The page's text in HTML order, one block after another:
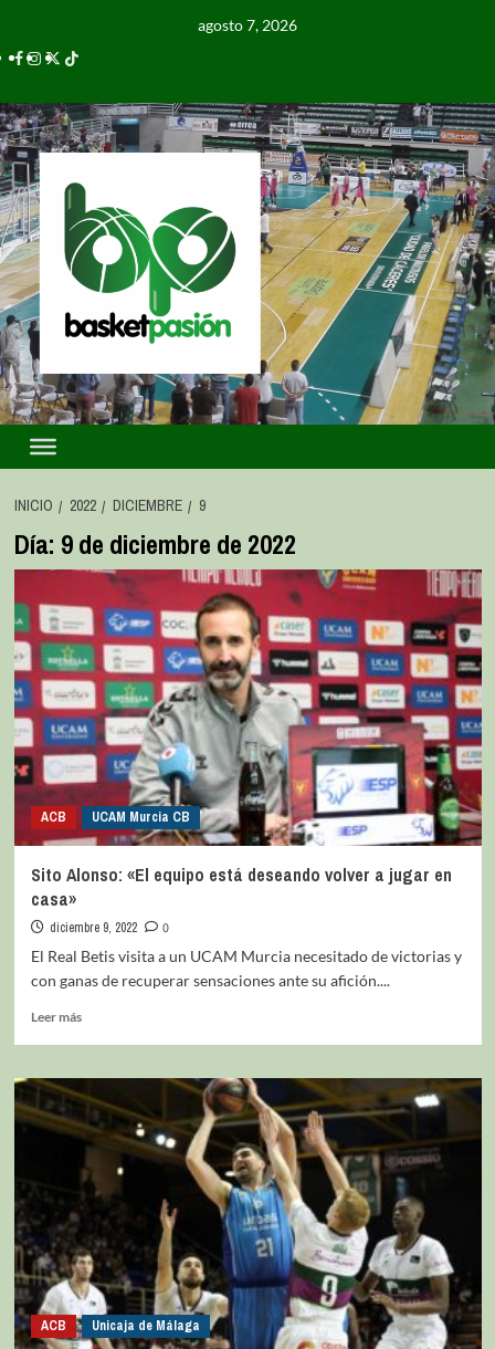
agosto 7, 2026
INICIO 2022 DICIEMBRE 9
Día: 9 de diciembre de 2022
ACB UCAM Murcia CB
Sito Alonso: «El equipo está deseando volver a jugar en
casa»
diciembre 9, 2022
0
El Real Betis visita a un UCAM Murcia necesitado de victorias y
con ganas de recuperar sensaciones ante su afición....
Leer más
ACB Unicaja de Málaga